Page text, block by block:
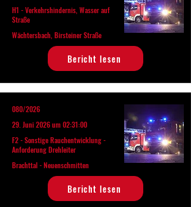
H1 - Verkehrshindernis, Wasser auf
Straße
Wächtersbach, Birsteiner Straße
Bericht lesen
080/2026
29. Juni 2026 um 02:31:00
F2 - Sonstige Rauchentwicklung -
Anforderung Drehleiter
Brachttal - Neuenschmitten
Bericht lesen